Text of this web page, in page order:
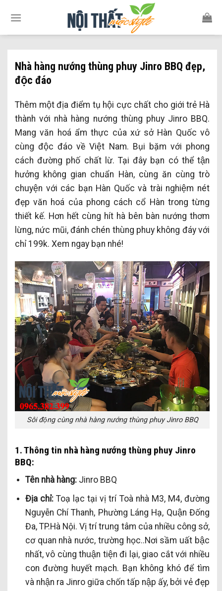
Nhà hàng nướng thùng phuy Jinro BBQ đẹp,
độc đáo
Thêm một địa điểm tụ hội cực chất cho giới trẻ Hà
thành với nhà hàng nướng thùng phuy Jinro BBQ.
Mang văn hoá ẩm thực của xứ sở Hàn Quốc vô
cùng độc đáo về Việt Nam. Bụi bặm với phong
cách đường phố chất lừ. Tại đây bạn có thể tận
hưởng không gian chuẩn Hàn, cùng ăn cùng trò
chuyện với các bạn Hàn Quốc và trài nghiệm nét
đẹp văn hoá của phong cách cổ Hàn trong từng
thiết kế. Hơn hết cùng hít hà bên bàn nướng thơm
lừng, nức mũi, đánh chén thùng phuy không đáy với
chỉ 199k. Xem ngay bạn nhé!
Sôi động cùng nhà hàng nướng thùng phuy Jinro BBQ
1. Thông tin nhà hàng nướng thùng phuy Jinro
BBQ:
Tên nhà hàng:Jinro BBQ
Địa chỉ:Toạ lạc tại vị trí Toà nhà M3, M4, đường
Nguyễn Chí Thanh, Phường Láng Hạ, Quận Đống
Đa, TP.Hà Nội. Vị trí trung tâm của nhiều công sở,
cơ quan nhà nước, trường học..Nơi sầm uất bậc
nhất, vô cùng thuận tiện đi lại, giao cắt với nhiều
con đường huyết mạch. Bạn không khó để tìm
và nhận ra Jinro giữa chốn tấp nập ấy, bởi vẻ đẹp